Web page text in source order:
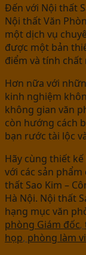
Đến với Nội thất
Nội thất Văn
một dịch vụ
được một bản
điểm và tính
Hơn nữa với
kinh nghiệm
không gian văn
còn hướng cách
bạn rước tài lộc
Hãy cùng thiết
với các sản
thất Sao Kim –
Hà Nội. Nội thất
hạng mục văn
phòng Giám đốc,
họp, phòng làm